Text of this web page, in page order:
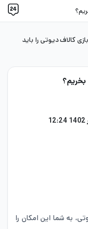
کالاف دیوتی را باید
به شما این امکان را